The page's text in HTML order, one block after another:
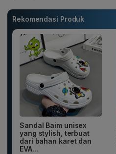
Rekomendasi Produk
Sandal Baim unisex
yang stylish, terbuat
dari bahan karet dan
EVA...